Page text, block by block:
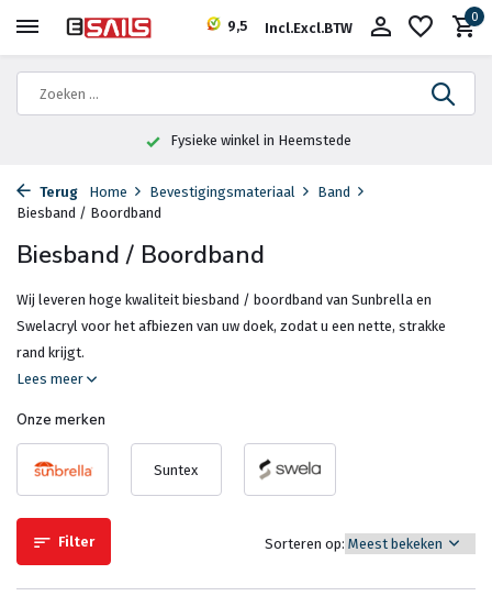
9,5 Incl.Excl.BTW
0
Fysieke winkel in Heemstede
Terug Home Bevestigingsmateriaal
Band
Biesband / Boordband
Biesband / Boordband
Wij leveren hoge kwaliteit biesband / boordband van Sunbrella en
Swelacryl voor het afbiezen van uw doek, zodat u een nette, strakke
rand krijgt.
Lees meer
Onze merken
Suntex
Filter Sorteren op: